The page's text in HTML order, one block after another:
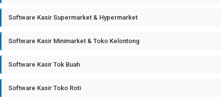
Software Kasir Supermarket & Hypermarket
Software Kasir Minimarket & Toko Kelontong
Software Kasir Tok Buah
Software Kasir Toko Roti